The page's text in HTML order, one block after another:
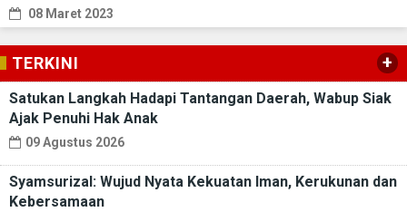
08 Maret 2023
TERKINI +
Satukan Langkah Hadapi Tantangan Daerah, Wabup Siak
Ajak Penuhi Hak Anak
09 Agustus 2026
Syamsurizal: Wujud Nyata Kekuatan Iman, Kerukunan dan
Kebersamaan